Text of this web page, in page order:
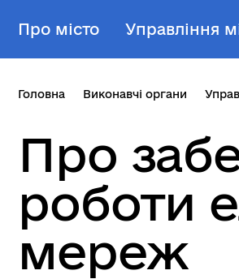
Про місто Управління
Головна Виконавчі органи
Про
роботи
мереж